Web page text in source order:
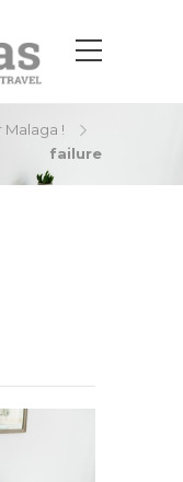
Malaga !
failure